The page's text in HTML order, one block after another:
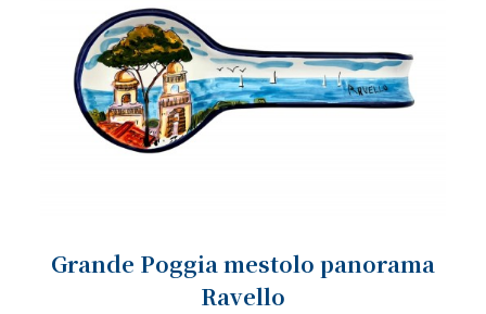
Grande Poggia mestolo panorama
Ravello